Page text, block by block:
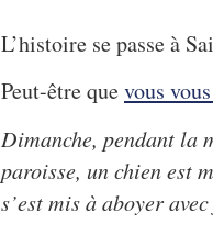
L’histoire se passe à
Peut-être quevous
Dimanche, pendant la
paroisse, un chien est
s’est mis à aboyer